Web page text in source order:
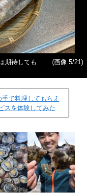
期待しても
(画像 5/21)
で料理してもらえ
スを体験してみた